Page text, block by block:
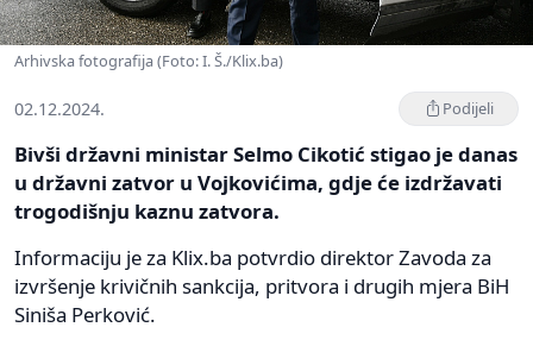
Arhivska fotografija (Foto: I. Š./Klix.ba)
02.12.2024. Podijeli
Bivši državni ministar Selmo Cikotić stigao je danas
u državni zatvor u Vojkovićima, gdje će izdržavati
trogodišnju kaznu zatvora.
Informaciju je za Klix.ba potvrdio direktor Zavoda za
izvršenje krivičnih sankcija, pritvora i drugih mjera BiH
Siniša Perković.